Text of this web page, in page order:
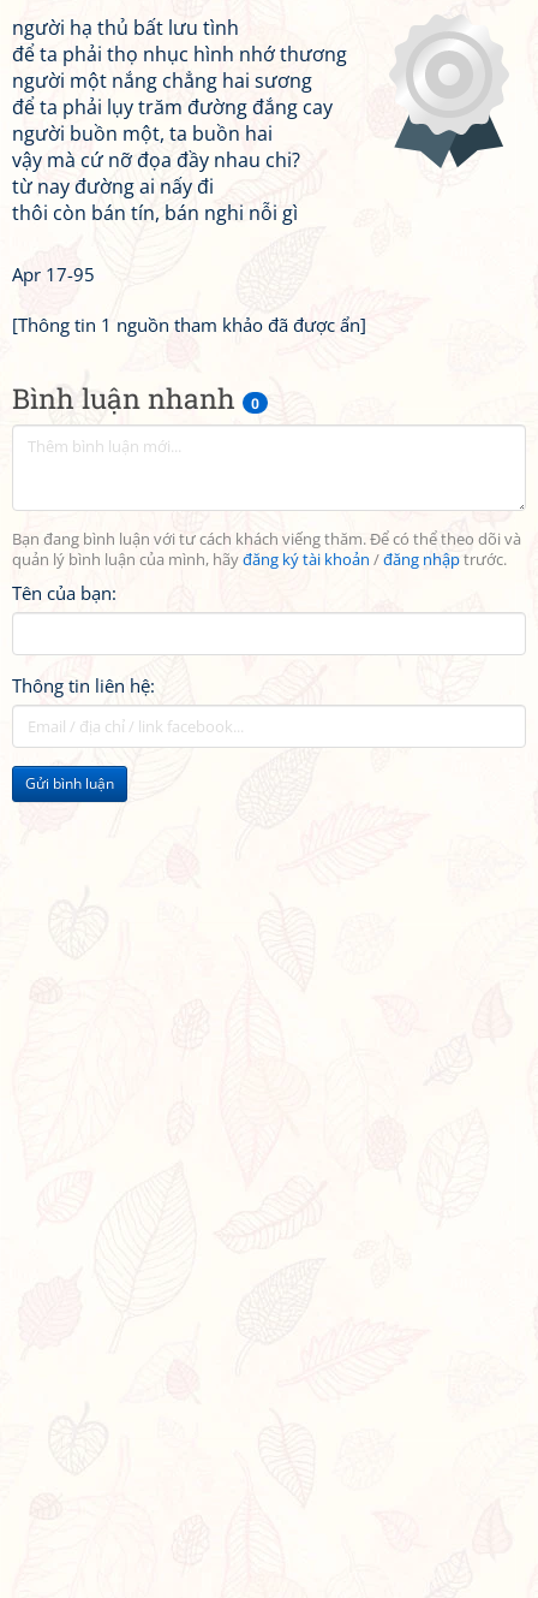
Bình luận nhanh 0
Bạn đang bình luận với tư cách khách viếng thăm. Để có thể theo dõi và
quản lý bình luận của mình, hãyđăng ký tài khoản /đăng nhậptrước.
Tên của bạn:
Thông tin liên hệ:
Gửi bình luận
người hạ thủ bất lưu tình
để ta phải thọ nhục hình nhớ thương
người một nắng chẳng hai sương
để ta phải lụy trăm đường đắng cay
người buồn một, ta buồn hai
vậy mà cứ nỡ đọa đầy nhau chi?
từ nay đường ai nấy đi
thôi còn bán tín, bán nghi nỗi gì
Apr 17-95
[Thông tin 1 nguồn tham khảo đã được ẩn]